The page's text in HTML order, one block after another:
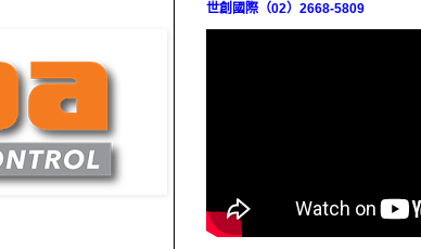
世創國際（02）2668-5809